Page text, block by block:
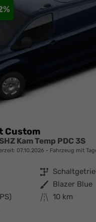
Custom
Kam Temp PDC 3S
07.10.2026 Fahrzeug mit
Getriebe
Außenfarbe Blazer Blue
Kilometerstand 10 km